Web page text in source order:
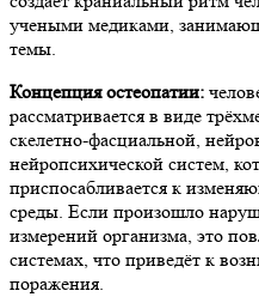
учеными медиками,
темы.
Концепция остеопатии:
рассматривается в виде
скелетно-фасциальной,
нейропсихической систем,
приспосабливается к
среды. Если произошло
измерений организма, это
системах, что приведёт к
поражения.